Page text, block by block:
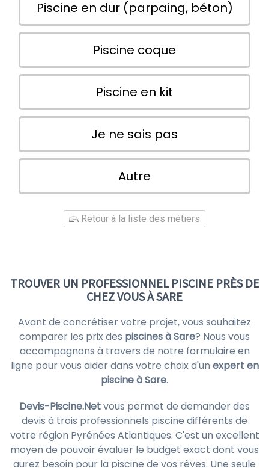
Piscine en dur (parpaing, béton)
Piscine coque
Piscine en kit
Je ne sais pas
Autre
Retour à la liste des métiers
TROUVER UN PROFESSIONNEL PISCINE PRÈS DE
CHEZ VOUS À SARE
Avant de concrétiser votre projet, vous souhaitez
comparer les prix des piscines à Sare? Nous vous
accompagnons à travers de notre formulaire en
ligne pour vous aider dans votre choix d'un expert en
piscine à Sare.
Devis-Piscine.Netvous permet de demander des
devis à trois professionnels piscine différents de
votre région Pyrénées Atlantiques. C'est un excellent
moyen de pouvoir évaluer le budget exact dont vous
aurez besoin pour la piscine de vos rêves. Une seule